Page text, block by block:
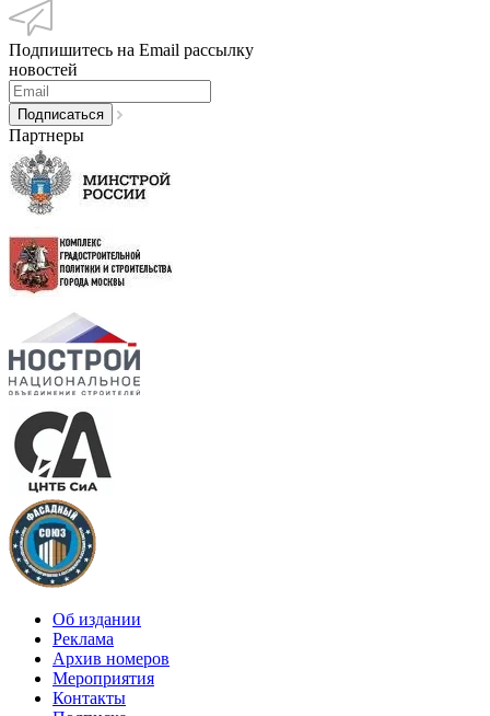
Подпишитесь на Email рассылку
новостей
Партнеры
Об издании
Реклама
Архив номеров
Мероприятия
Контакты